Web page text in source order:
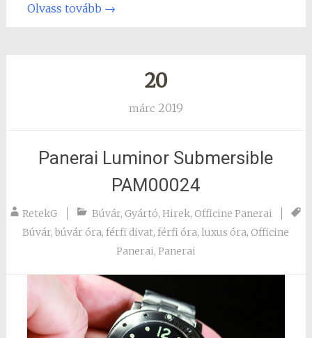
Olvass tovább →
20
márc 2019
Panerai Luminor Submersible
PAM00024
RetekG Búvár, Gyártó,Hirek, Officine Panerai
Búvár,búvár óra,férfi divat,férfi óra,luxus óra, Officine
Panerai, Panerai